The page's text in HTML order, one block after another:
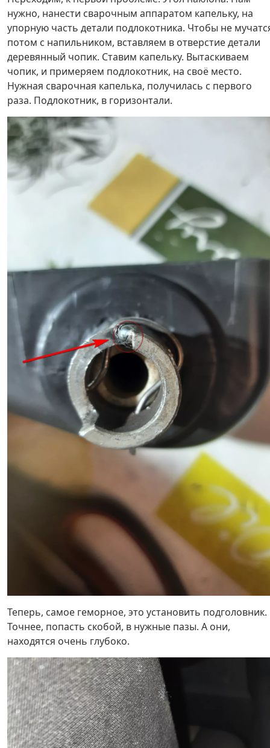
нужно, нанести сварочным аппаратом капельку, на
упорную часть детали подлокотника. Чтобы не
потом с напильником, вставляем в отверстие детали
деревянный чопик. Ставим капельку. Вытаскиваем
чопик, и примеряем подлокотник, на своё место.
Нужная сварочная капелька, получилась с первого
раза. Подлокотник, в горизонтали.
Теперь, самое геморное, это установить подголовник.
Точнее, попасть скобой, в нужные пазы. А они,
находятся очень глубоко.